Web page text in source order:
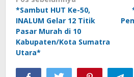
pos
*Sambut HUT Ke-50,
INALUM Gelar 12 Titik
Pasar Murah di 10
Kabupaten/Kota Sumatra
Utara*